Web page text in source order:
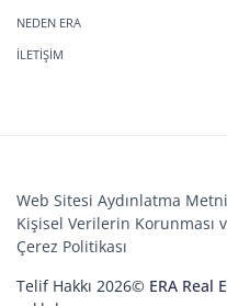
NEDEN ERA
İLETİŞİM
Web Sitesi Aydınlatma Metni
Kişisel Verilerin Korunması
Çerez Politikası
Telif Hakkı 2026© ERA Real